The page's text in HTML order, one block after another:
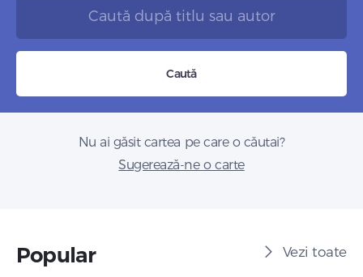
Caută
Nu ai găsit cartea pe care o căutai?
Sugerează-ne o carte
Popular Vezi toate